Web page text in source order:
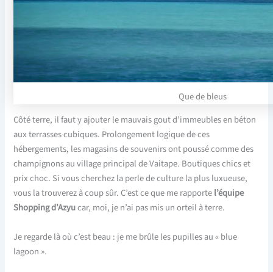
Que de bleus
Côté terre, il faut y ajouter le mauvais gout d’immeubles en béton
aux terrasses cubiques. Prolongement logique de ces
hébergements, les magasins de souvenirs ont poussé comme des
champignons au village principal de Vaitape. Boutiques chics et
prix choc. Si vous cherchez la perle de culture la plus luxueuse,
vous la trouverez à coup sûr. C’est ce que me rapportel’équipe
Shopping d’Azyucar, moi, je n’ai pas mis un orteil à terre.
Je regarde là où c’est beau : je me brûle les pupilles au « blue
lagoon ».